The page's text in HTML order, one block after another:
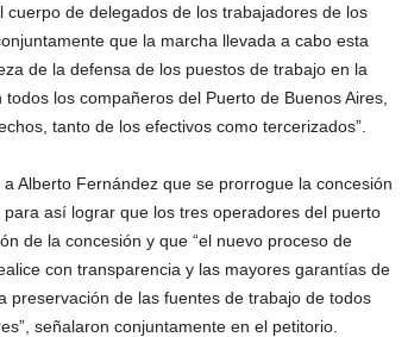
de delegados de los trabajadores de los
que la marcha llevada a cabo esta
de la defensa de los puestos de trabajo en la
los compañeros del Puerto de Buenos Aires,
tanto de los efectivos como tercerizados”.
Alberto Fernández que se prorrogue la concesión
así lograr que los tres operadores del puerto
de la concesión y que “el nuevo proceso de
con transparencia y las mayores garantías de
preservación de las fuentes de trabajo de todos
señalaron conjuntamente en el petitorio.